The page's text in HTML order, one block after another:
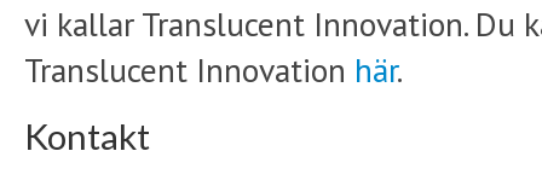
vi kallar Translucent Innovation. Du
Translucent Innovation här.
Kontakt